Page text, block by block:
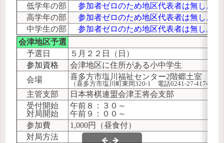
低学年の部
参加者ゼロのため地区代表者は無し。
高学年の部
参加者ゼロのため地区代表者は無し。
中学生の部
参加者ゼロのため地区代表者は無し。
会津地区予選
予選日
５月２２日（日）
参加資格
会津地区に住所がある小中学生
会場
喜多方市塩川福祉センター2階郷土室
（喜多方市塩川町東岡320-1 電話0241-27-4174）
主管支部
日本将棋連盟会津王将会支部
受付開始
対局開始
午前８：３０～
午前９：００～
参加費
1,000円（昼食付）
対局方法